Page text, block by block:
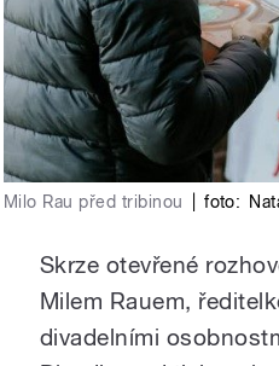
Milo Rau před tribinou foto:
Skrze otevřené
Milem Rauem,
divadelními